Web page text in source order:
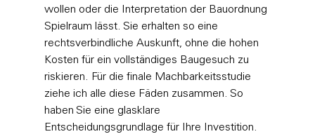
wollen oder die Interpretation der Bauordnung
Spielraum lässt. Sie erhalten so eine
rechtsverbindliche Auskunft, ohne die hohen
Kosten für ein vollständiges Baugesuch zu
riskieren. Für die finale Machbarkeitsstudie
ziehe ich alle diese Fäden zusammen. So
haben Sie eine glasklare
Entscheidungsgrundlage für Ihre Investition.